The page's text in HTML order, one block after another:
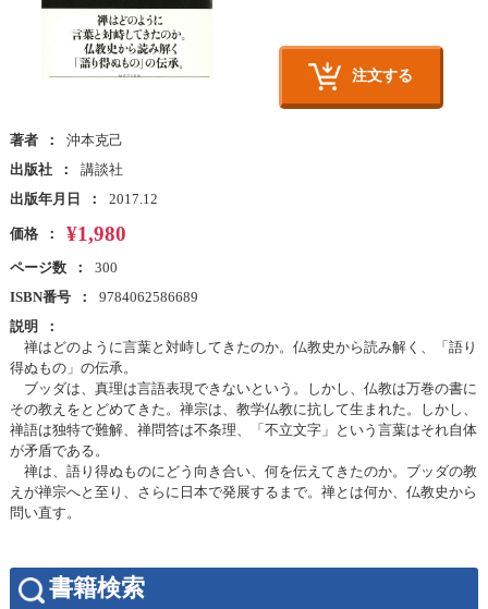
注文する
著者
沖本克己
出版社
講談社
出版年月日
2017.12
価格 ¥1,980
ページ数
300
ISBN番号
9784062586689
説明
禅はどのように言葉と対峙してきたのか。仏教史から読み解く、「語り
得ぬもの」の伝承。
ブッダは、真理は言語表現できないという。しかし、仏教は万巻の書に
その教えをとどめてきた。禅宗は、教学仏教に抗して生まれた。しかし、
禅語は独特で難解、禅問答は不条理、「不立文字」という言葉はそれ自体
が矛盾である。
禅は、語り得ぬものにどう向き合い、何を伝えてきたのか。ブッダの教
えが禅宗へと至り、さらに日本で発展するまで。禅とは何か、仏教史から
問い直す。
書籍検索